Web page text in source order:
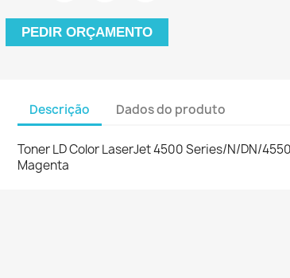
PEDIR ORÇAMENTO
Descrição Dados do produto
Toner LD Color LaserJet 4500 Series/N/DN/
Magenta